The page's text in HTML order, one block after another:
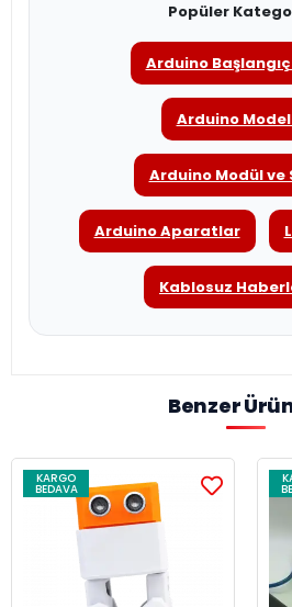
Popüler
Arduino
Arduino
Arduino Modül ve
Arduino Aparatlar
Kablosuz
Benzer
KARGO
BEDAVA